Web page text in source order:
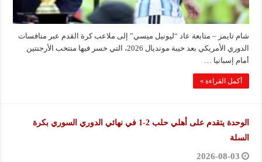
شام تايمز – متابعة عاد “ليونيل ميسي” إلى ملاعب كرة القدم عبر منافسات
الدوري الأمريكي بعد خيبة مونديال 2026، التي خسر فيها منتخب الأرجنتين
أمام إسبانيا …
أكمل القراءة »
الوحدة يتقدم على أهلي حلب 2-1 في نهائي الدوري السوري بكرة
السلة
2026-08-03